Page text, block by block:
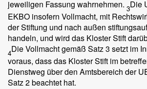
jeweiligen Fassung wahrnehmen. 3Die
EKBO insofern Vollmacht, mit
der Stiftung und nach außen
handeln, und wird das Kloster Stift
4Die Vollmacht gemäß Satz 3 setzt im
voraus, dass das Kloster Stift im
Dienstweg über den Amtsbereich der
Satz 2 beachtet hat.